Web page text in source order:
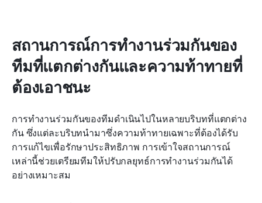
สถานการณ์การทำงานร่วมกันของ
ทีมที่แตกต่างกันและความท้าทายที่
ต้องเอาชนะ
การทำงานร่วมกันของทีมดำเนินไปในหลายบริบทที่แตกต่าง
กัน ซึ่งแต่ละบริบทนำมาซึ่งความท้าทายเฉพาะที่ต้องได้รับ
การแก้ไขเพื่อรักษาประสิทธิภาพ การเข้าใจสถานการณ์
เหล่านี้ช่วยเตรียมทีมให้ปรับกลยุทธ์การทำงานร่วมกันได้
อย่างเหมาะสม